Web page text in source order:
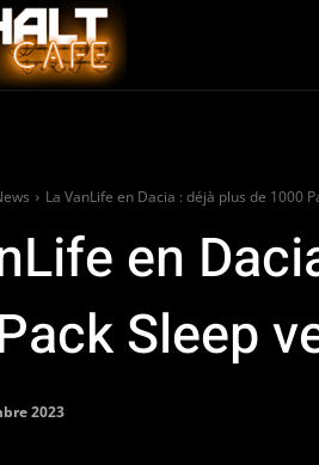
La VanLife en Dacia : déjà plus de 1000
en
Sleep
2023